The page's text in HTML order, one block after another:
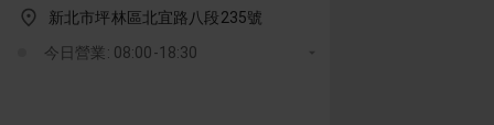
新北市坪林區北宜路八段235號
今日營業: 08:00-18:30